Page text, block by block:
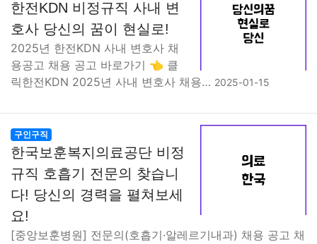
한전KDN 비정규직 사내 변
호사 당신의 꿈이 현실로!
2025년 한전KDN 사내 변호사 채
용공고 채용 공고 바로가기 👈 클
릭한전KDN 2025년 사내 변호사 채용… 2025-01-15
구인구직
한국보훈복지의료공단 비정
규직 호흡기 전문의 찾습니
다! 당신의 경력을 펼쳐보세
요!
[중앙보훈병원] 전문의(호흡기·알레르기내과) 채용 공고 채